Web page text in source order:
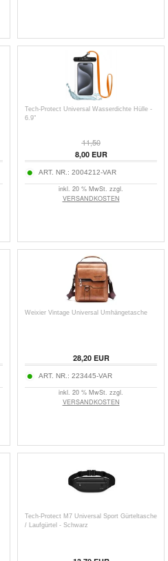
Tech-Protect Universal Wasserdichte Hülle -
6.9"
11,50
8,00EUR
ART. NR.: 2004212-VAR
inkl. 20 % MwSt. zzgl.
VERSANDKOSTEN
Weixier Vintage Universal Umhängetasche
28,20EUR
ART. NR.: 223445-VAR
inkl. 20 % MwSt. zzgl.
VERSANDKOSTEN
Tech-Protect M7 Universal Sport Gürteltasche
/ Laufgürtel - Schwarz